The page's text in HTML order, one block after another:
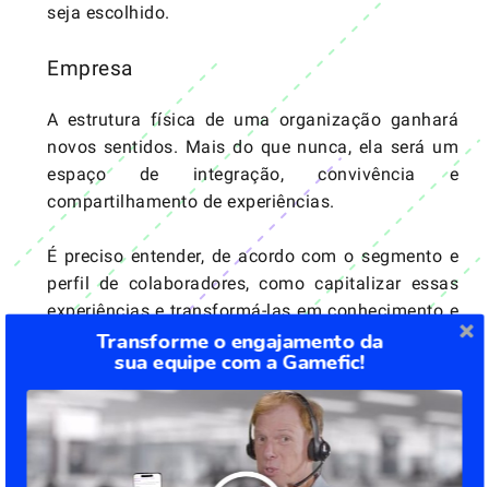
seja escolhido.
Empresa
A estrutura física de uma organização ganhará
novos sentidos. Mais do que nunca, ela será um
espaço de integração, convivência e
compartilhamento de experiências.
É preciso entender, de acordo com o segmento e
perfil de colaboradores, como capitalizar essas
experiências e transformá-las em conhecimento e
crescimento dentro do negócio.
Colaborador
Na era do conteúdo, é fundamental engajar na era
do conhecimento. O mercado se tornará mais
Transforme o engajamento da
sua equipe com a Gamefic!